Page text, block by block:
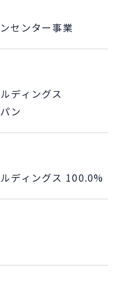
センター事業
ディングス
ン
ディングス 100.0%